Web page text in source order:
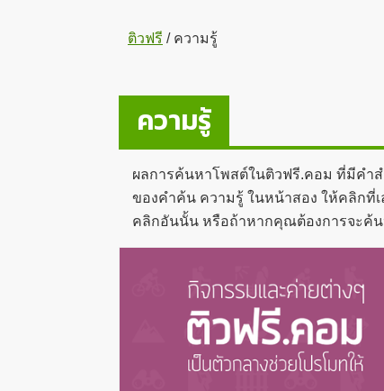
ติวฟรี /ความรู้
ความรู้
ผลการค้นหาโพสต์ในติวฟรี.คอม ที่มีคำ
ของคำค้น ความรู้ ในหน้าสอง ให้คลิกที่
คลิกอันนั้น หรือถ้าหากคุณต้องการจะค้